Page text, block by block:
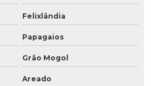
Felixlândia
Papagaios
Grão Mogol
Areado